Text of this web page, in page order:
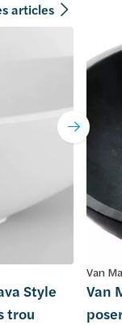
articles
Style
trou
Van
Van